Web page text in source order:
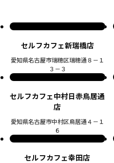
セルフカフェ新瑞橋店
愛知県名古屋市瑞穂区瑞穂通８－１
３－３
セルフカフェ中村日赤鳥居通
店
愛知県名古屋市中村区鳥居通４－１
６
セルフカフェ幸田店